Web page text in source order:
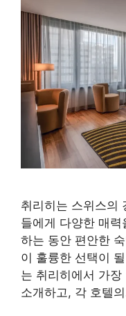
취리히는 스위스의
들에게 다양한 매
하는 동안 편안한
이 훌륭한 선택이
는 취리히에서 가
소개하고, 각 호텔